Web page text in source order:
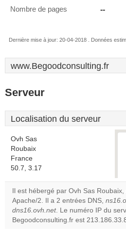
Nombre de pages --
Dernière mise à jour: 20-04-2018 . Données
www.Begoodconsulting.fr
Serveur
Localisation du serveur
Ovh Sas
Roubaix
France
50.7, 3.17
Il est hébergé par Ovh Sas
Apache/2. Il a 2 entrées DNS,
dns16.ovh.net. Le numéro IP du
Begoodconsulting.fr est